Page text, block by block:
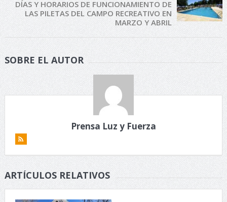
DÍAS Y HORARIOS DE FUNCIONAMIENTO DE
LAS PILETAS DEL CAMPO RECREATIVO EN
MARZO Y ABRIL
SOBRE EL AUTOR
Prensa Luz y Fuerza
ARTÍCULOS RELATIVOS